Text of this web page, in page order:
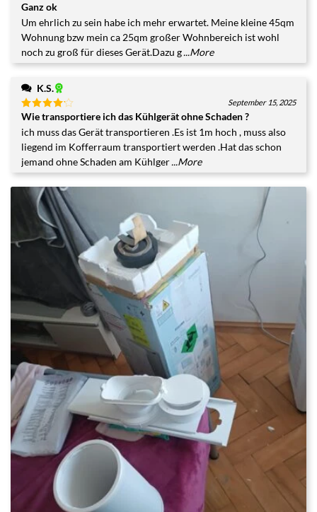
Bewertet
mit
4
von 5
Ganz ok
Um ehrlich zu sein habe ich mehr erwartet. Meine kleine 45qm
Wohnung bzw mein ca 25qm großer Wohnbereich ist wohl
noch zu groß für dieses Gerät.Dazu g...More
K.S.
Bewertet
mit
von 5
September 15, 2025
Wie transportiere ich das Kühlgerät ohne Schaden ?
ich muss das Gerät transportieren .Es ist 1m hoch , muss also
liegend im Kofferraum transportiert werden .Hat das schon
jemand ohne Schaden am Kühlger...More